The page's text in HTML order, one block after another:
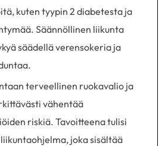
kuten tyypin 2 diabetesta ja
Säännöllinen liikunta
säädellä verensokeria ja
terveellinen ruokavalio ja
vähentää
riskiä. Tavoitteena tulisi
joka sisältää